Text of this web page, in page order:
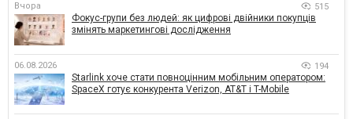
Вчора 515
Фокус-групи без людей: як цифрові двійники покупців
змінять маркетингові дослідження
06.08.2026 194
Starlink хоче стати повноцінним мобільним оператором:
SpaceX готує конкурента Verizon, AT&T і T-Mobile